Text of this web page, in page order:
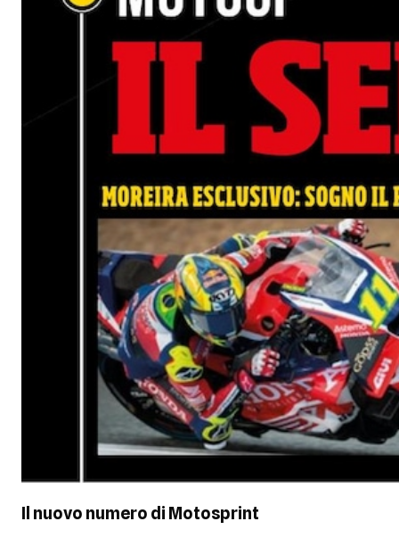
Il nuovo numero di Motosprint